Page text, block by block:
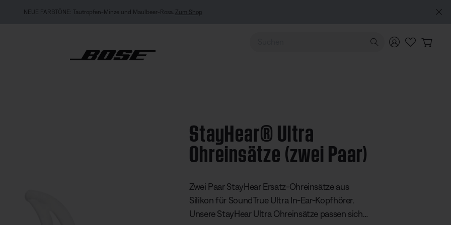
EXKLUSIV FÜR „MEIN BOSE“: Neu: QuietComfort Kopfhörer (2. Gen.).
Verwende die Pfeiltasten nach oben und unten, um
StayHear® Ultra
Ohreinsätze (zwei Paar)
Zwei Paar StayHear Ersatz-Ohreinsätze aus
Silikon für SoundTrue Ultra In-Ear-Kopfhörer.
Unsere StayHear Ultra Ohreinsätze passen sich